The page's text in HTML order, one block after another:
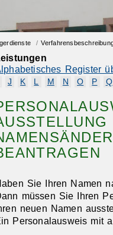
/
Register
J K L M N O P Q
Sie Ihren Namen
müssen Sie Ihren
neuen Namen
Personalausweis mit